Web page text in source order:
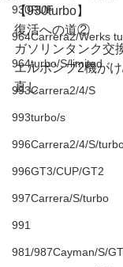
930RUF
964Carrera2/Werks
964turbo/S/limited
993Carrera2/4/S
993turbo/s
996Carrera2/4/S/
996GT3/CUP/GT2
997Carrera/S/turbo
991
981/987Cayman/S/
【930turbo】
復活への道②
ガソリンタンク交
エルポンプ2機が
直し